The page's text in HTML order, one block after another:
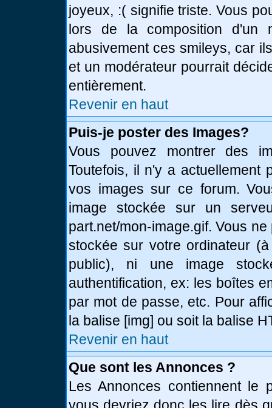
joyeux, :( signifie triste. Vous
lors de la composition d'un
abusivement ces smileys, car
et un modérateur pourrait
entièrement.
Revenir en haut
Puis-je poster des Images?
Vous pouvez montrer des
Toutefois, il n'y a actuellement
vos images sur ce forum.
image stockée sur un
part.net/mon-image.gif. Vous
stockée sur votre ordinateur
public), ni une image
authentification, ex: les boîtes
par mot de passe, etc. Pour
la balise [img] ou soit la balise
Revenir en haut
Que sont les Annonces ?
Les Annonces contiennent le